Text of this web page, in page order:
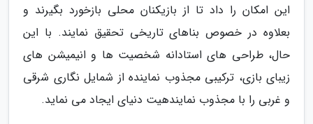
این امکان را داد تا از بازیکنان محلی بازخورد بگیرند و
بعلاوه در خصوص بناهای تاریخی تحقیق نمایند. با این
حال، طراحی های استادانه شخصیت ها و انیمیشن های
زیبای بازی، ترکیبی مجذوب نماینده از شمایل نگاری شرقی
و غربی را با مجذوب نمایندهیت دنیای ایجاد می نماید.